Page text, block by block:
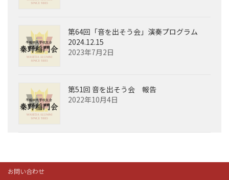
第64回「音を出そう会」演奏プログラム
2024.12.15
2023年7月2日
第51回 音を出そう会 報告
2022年10月4日
お問い合わせ